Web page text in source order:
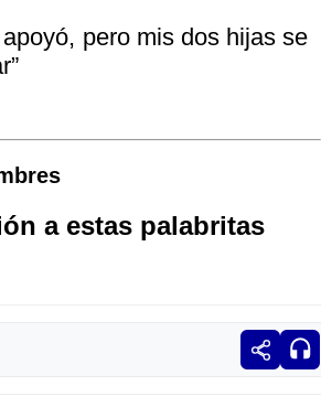
pero mis dos hijas se
a estas palabritas